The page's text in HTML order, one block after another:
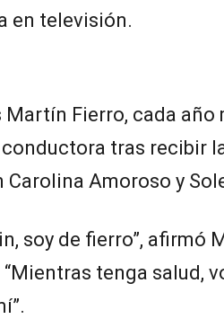
en televisión.
Martín Fierro, cada año
conductora tras recibir
Amoroso y
soy de fierro”, afirmó
tenga salud,